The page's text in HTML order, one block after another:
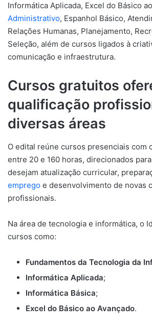
Informática Aplicada, Excel do Básico
Administrativo, Espanhol Básico,
Relações Humanas, Planejamento,
Seleção, além de cursos ligados à
comunicação e infraestrutura.
Cursos gratuitos
qualificação
diversas áreas
O edital reúne cursos presenciais com
entre 20 e 160 horas, direcionados
desejam atualização curricular,
emprego e desenvolvimento de novas
profissionais.
Na área de tecnologia e informática, o
cursos como:
Fundamentos da Tecnologia da
Informática Aplicada;
Informática Básica;
Excel do Básico ao Avançado.